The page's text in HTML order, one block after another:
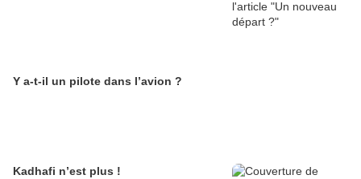
Y a-t-il un pilote dans l’avion ?
Kadhafi n’est plus !